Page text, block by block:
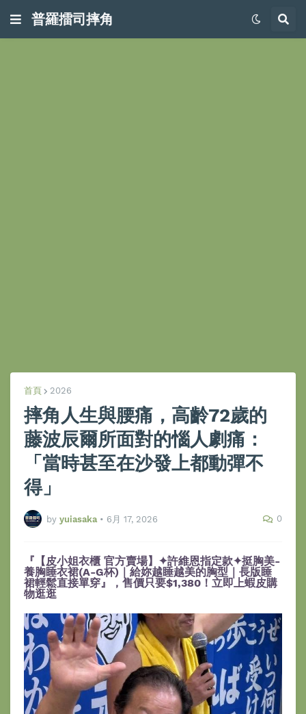
普羅擂司摔角
首頁 2026
摔角人生與腰痛，高齡72歲的
藤波辰爾所面對的惱人劇痛：
「當時甚至在沙發上都動彈不
得」
by yuiasaka • 6月 17, 2026 0
『【皮小姐衣櫃 官方賣場】✦許維恩指定款✦挺胸美-
養胸睡衣裙(A-G杯)｜給妳越睡越美的胸型｜長版睡
裙輕鬆直接單穿』，售價只要$1,380！立即上蝦皮購
物逛逛